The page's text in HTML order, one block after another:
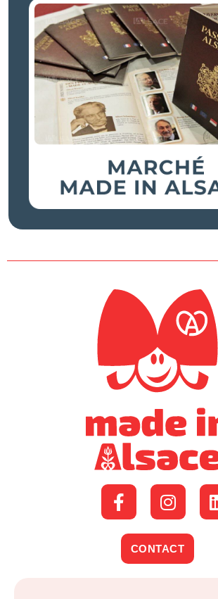
CONTACT